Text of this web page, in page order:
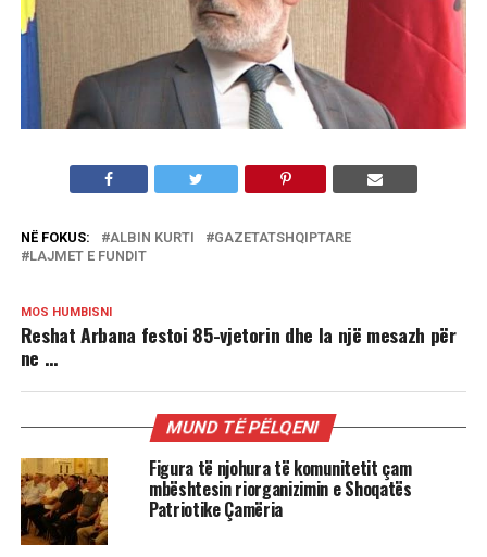
NË FOKUS: ALBIN KURTI
GAZETATSHQIPTARE
LAJMET E FUNDIT
MOS HUMBISNI
Reshat Arbana festoi 85-vjetorin dhe la një mesazh për
ne …
MUND TË PËLQENI
Figura të njohura të komunitetit çam
mbështesin riorganizimin e Shoqatës
Patriotike Çamëria